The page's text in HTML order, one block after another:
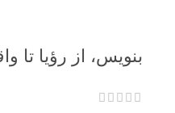
بنویس، از رؤیا تا